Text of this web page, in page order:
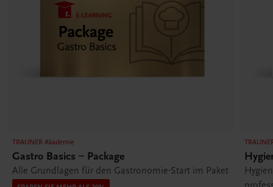
TRAUNER Akademie
Gastro Basics – Package
Alle Grundlagen für den Gastronomie-Start im Paket